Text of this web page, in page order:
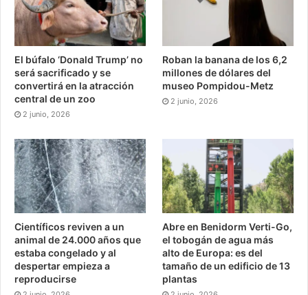
El búfalo ‘Donald Trump’ no
será sacrificado y se
convertirá en la atracción
central de un zoo
2 junio, 2026
Roban la banana de los 6,2
millones de dólares del
museo Pompidou-Metz
2 junio, 2026
Científicos reviven a un
animal de 24.000 años que
estaba congelado y al
despertar empieza a
reproducirse
Abre en Benidorm Verti-Go,
el tobogán de agua más
alto de Europa: es del
tamaño de un edificio de 13
plantas